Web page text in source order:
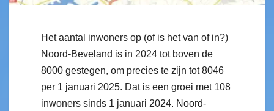
Het aantal inwoners op (of is het van of in?)
Noord-Beveland is in 2024 tot boven de
8000 gestegen, om precies te zijn tot 8046
per 1 januari 2025. Dat is een groei met 108
inwoners sinds 1 januari 2024. Noord-